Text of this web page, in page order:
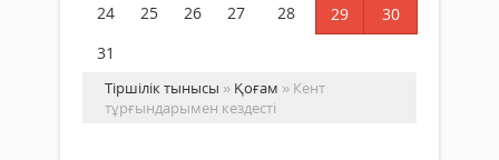
24
25 26 27 28 29
30
31
Тіршілік тынысы » Қоғам » Кент
тұрғындарымен кездесті